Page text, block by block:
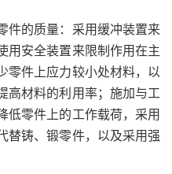
的质量：采用缓冲装置来
用安全装置来限制作用在主
零件上应力较小处材料，以
高材料的利用率；施加与工
低零件上的工作载荷，采用
替铸、锻零件，以及采用强